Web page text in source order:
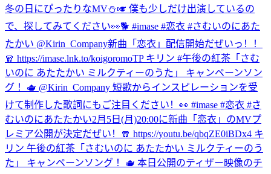
冬の日にぴったりなMV⛄️🎺 僕も少しだけ出演しているの
で、探してみてください👀🐕 #imase #恋衣 #さむいのにあた
たかい @Kirin_Company新曲「恋衣」配信開始だぜいっ！！
🧣 https://imase.lnk.to/koigoromoTP キリン #午後の紅茶「さむ
いのに あたたかい ミルクティーのうた」 キャンペーンソン
グ ！🫖 @Kirin_Company 短歌からインスピレーションを受
けて制作した歌詞にもご注目ください！👀 #imase #恋衣 #さ
むいのにあたたかい2月5日(月)20:00に新曲「恋衣」のMVプ
レミア公開が決定だぜい！🧣 https://youtu.be/qbqZE0iBDx4 キ
リン 午後の紅茶「さむいのに あたたかい ミルクティーのう
た」 キャンペーンソング ！🫖 本日公開のティザー映像のチ